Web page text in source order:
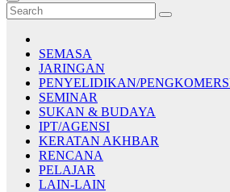
E-PENA
Berita Digital Terkini
SEMASA
JARINGAN
PENYELIDIKAN/
SEMINAR
SUKAN & BUDAYA
IPT/AGENSI
KERATAN AKHBAR
RENCANA
PELAJAR
LAIN-LAIN